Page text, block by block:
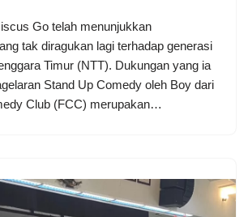
Go telah menunjukkan
tak diragukan lagi terhadap generasi
Timur (NTT). Dukungan yang ia
Stand Up Comedy oleh Boy dari
Club (FCC) merupakan…